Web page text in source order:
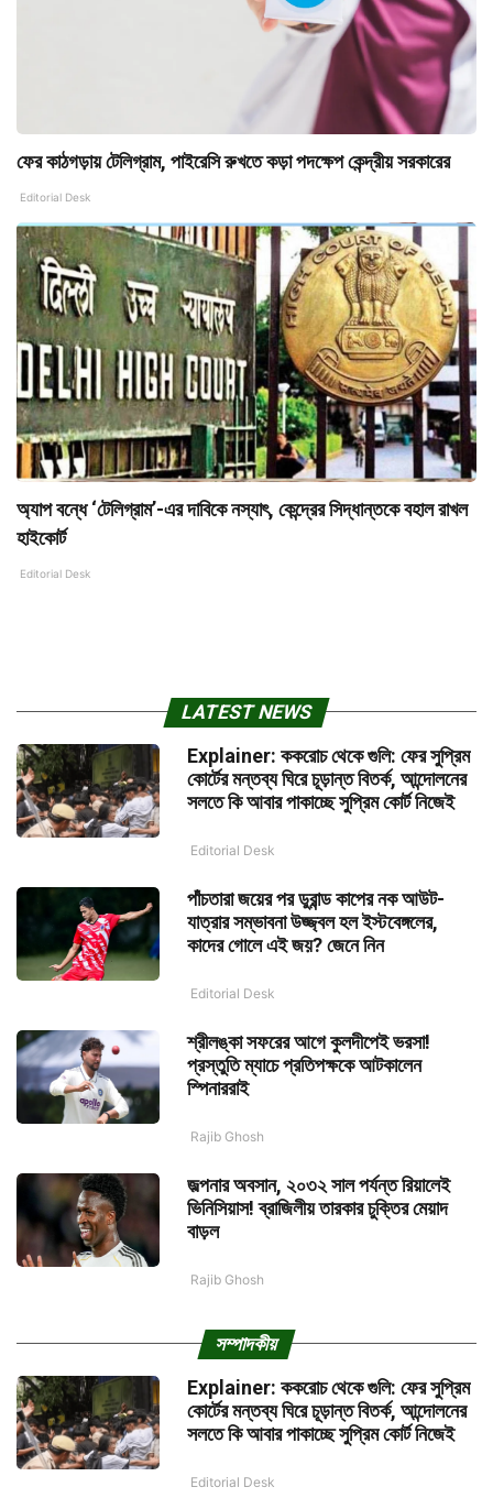
ফের কাঠগড়ায় টেলিগ্রাম, পাইরেসি রুখতে কড়া পদক্ষেপ কেন্দ্রীয় সরকারের
Editorial Desk
অ্যাপ বন্ধে ‘টেলিগ্রাম’-এর দাবিকে নস্যাৎ, কেন্দ্রের সিদ্ধান্তকে বহাল রাখল
হাইকোর্ট
Editorial Desk
LATEST NEWS
Explainer: ককরোচ থেকে গুলি: ফের সুপ্রিম
কোর্টের মন্তব্য ঘিরে চূড়ান্ত বিতর্ক, আন্দোলনের
সলতে কি আবার পাকাচ্ছে সুপ্রিম কোর্ট নিজেই
Editorial Desk
পাঁচতারা জয়ের পর ডুরান্ড কাপের নক আউট-
যাত্রার সম্ভাবনা উজ্জ্বল হল ইস্টবেঙ্গলের,
কাদের গোলে এই জয়? জেনে নিন
Editorial Desk
শ্রীলঙ্কা সফরের আগে কুলদীপেই ভরসা!
প্রস্তুতি ম্যাচে প্রতিপক্ষকে আটকালেন
স্পিনাররাই
Rajib Ghosh
জল্পনার অবসান, ২০৩২ সাল পর্যন্ত রিয়ালেই
ভিনিসিয়াস! ব্রাজিলীয় তারকার চুক্তির মেয়াদ
বাড়ল
Rajib Ghosh
সম্পাদকীয়
Explainer: ককরোচ থেকে গুলি: ফের সুপ্রিম
কোর্টের মন্তব্য ঘিরে চূড়ান্ত বিতর্ক, আন্দোলনের
সলতে কি আবার পাকাচ্ছে সুপ্রিম কোর্ট নিজেই
Editorial Desk